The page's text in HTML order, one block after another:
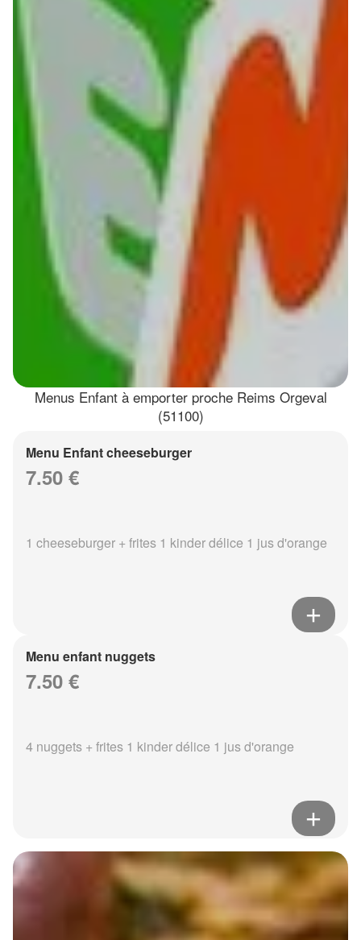
Menus Enfant à emporter proche Reims Orgeval
(51100)
Menu Enfant cheeseburger
7.50 €
1 cheeseburger + frites 1 kinder délice 1 jus d'orange
Menu enfant nuggets
7.50 €
4 nuggets + frites 1 kinder délice 1 jus d'orange